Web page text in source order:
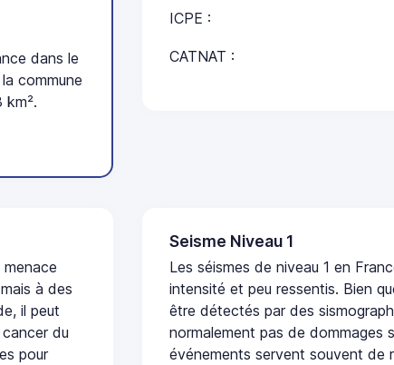
dans le
commune
km².
ICPE :
CATNAT :
à des
il peut
du
pour
Seisme Niveau 1
Les séismes de niveau 1 en
intensité et peu ressentis. Bien
être détectés par des
normalement pas de dommages
événements servent souvent de